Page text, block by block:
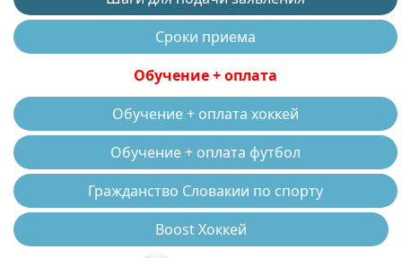
Сроки приема
Обучение + оплата
Обучение + оплата хоккей
Обучение + оплата футбол
Гражданство Словакии по спорту
Boost Хоккей